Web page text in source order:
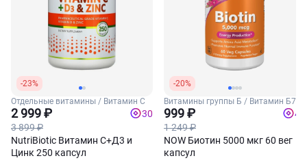
-23%
Отдельные витамины / Витамин С
2 999 ₽
3 899 ₽
30
NutriBiotic Витамин С+Д3 и
Цинк 250 капсул
-20%
Витамины группы Б / Витамин Б7
(Биотин)
999 ₽
1 249 ₽
40
NOW Биотин 5000 мкг 60 вег
капсул